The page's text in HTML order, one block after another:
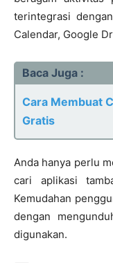
terintegrasi
Calendar, Google
Baca Juga :
Cara Membuat
Gratis
Anda hanya perlu
cari aplikasi
Kemudahan
dengan
digunakan.